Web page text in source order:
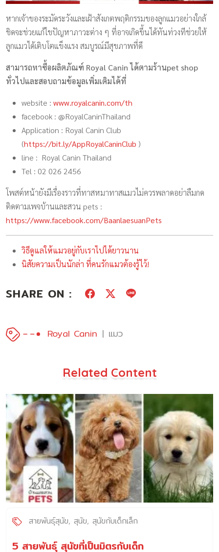
หากเจ้าของระมัดระวังและเฝ้าสังเกตพฤติกรรมของลูกแมวอย่างใกล้
ชิดจะช่วยแก้ไขปัญหาภาวะต่าง ๆ ที่อาจเกิดขึ้นได้ทันท่วงทีช่วยให้
ลูกแมวได้เติบโตแข็งแรง สมบูรณ์มีสุขภาพที่ดี
สามารถหาซื้อผลิตภัณฑ์ Royal Canin ได้ตามร้านpet shop
ทั่วไปและสอบถามข้อมูลเพิ่มเติมได้ที่
website : www.royalcanin.com/th
facebook : @RoyalCaninThailand
Application : Royal Canin Club
(https://bit.ly/AppRoyalCaninClub )
line : Royal Canin Thailand
Tel : 02 026 2456
โพสต์หน้ายังมีเรื่องราวที่ทาสหมาทาสแมวไม่ควรพลาดอย่าลืมกด
ติดตามเพจบ้านและสวน pets :
https://www.facebook.com/BaanlaesuanPets
วิธีดูแลให้แมวอยู่กับเราไปได้ยาวนาน
นิสัยความเป็นนักล่า ที่คนรักแมวต้องรู้ไว้!
SHARE ON :
Royal Canin แมว
Related Content
สายพันธุ์สุนัข สุนัข สุนัขกับเด็กเล็ก
5 สายพันธุ์ สุนัขที่เป็นมิตรกับเด็ก